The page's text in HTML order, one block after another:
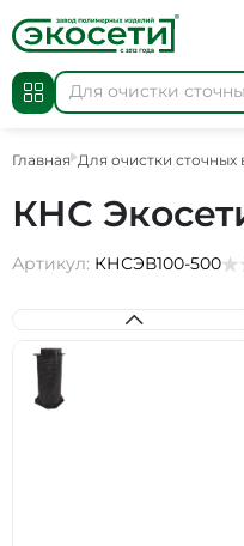
Главная Для очистки сточных
КНС
Артикул: КНСЭВ100-500